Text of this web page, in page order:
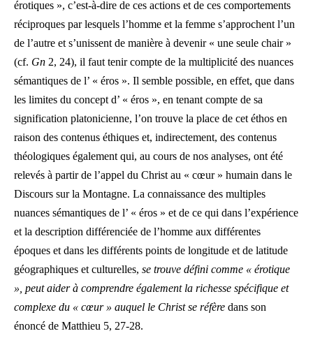
érotiques », c’est-à-dire de ces actions et de ces comportements
réciproques par lesquels l’homme et la femme s’approchent l’un
de l’autre et s’unissent de manière à devenir « une seule chair »
(cf. Gn 2, 24), il faut tenir compte de la multiplicité des nuances
sémantiques de l’ « éros ». Il semble possible, en effet, que dans
les limites du concept d’ « éros », en tenant compte de sa
signification platonicienne, l’on trouve la place de cet éthos en
raison des contenus éthiques et, indirectement, des contenus
théologiques également qui, au cours de nos analyses, ont été
relevés à partir de l’appel du Christ au « cœur » humain dans le
Discours sur la Montagne. La connaissance des multiples
nuances sémantiques de l’ « éros » et de ce qui dans l’expérience
et la description différenciée de l’homme aux différentes
époques et dans les différents points de longitude et de latitude
géographiques et culturelles, se trouve défini comme « érotique
», peut aider à comprendre également la richesse spécifique et
complexe du « cœur » auquel le Christ se réfère dans son
énoncé de Matthieu 5, 27-28.